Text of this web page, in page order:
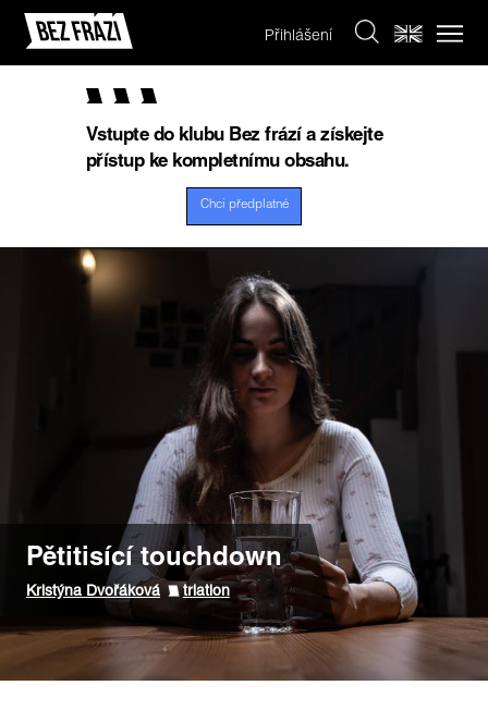
Přihlášení
Vstupte do klubu Bez frází a získejte
přístup ke kompletnímu obsahu.
Chci předplatné
Pětitisící touchdown
Kristýna Dvořáková triatlon